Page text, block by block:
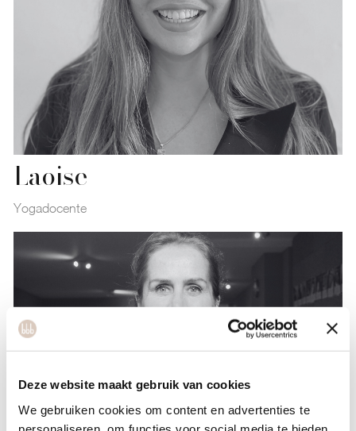
Deze website maakt gebruik van cookies
We gebruiken cookies om content en advertenties te
Laoise
Yogadocente